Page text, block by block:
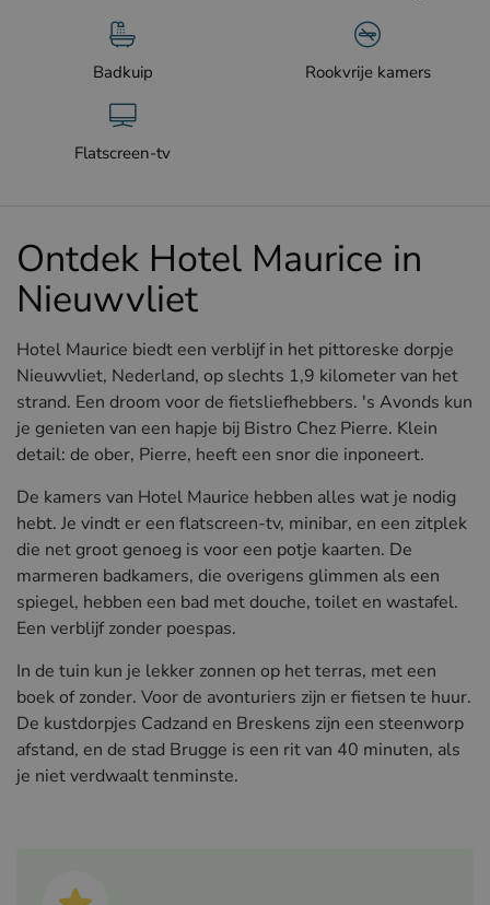
Badkuip Rookvrije kamers
Flatscreen-tv
Ontdek Hotel Maurice in
Nieuwvliet
Hotel Maurice biedt een verblijf in het pittoreske dorpje
Nieuwvliet, Nederland, op slechts 1,9 kilometer van het
strand. Een droom voor de fietsliefhebbers. 's Avonds kun
je genieten van een hapje bij Bistro Chez Pierre. Klein
detail: de ober, Pierre, heeft een snor die inponeert.
De kamers van Hotel Maurice hebben alles wat je nodig
hebt. Je vindt er een flatscreen-tv, minibar, en een zitplek
die net groot genoeg is voor een potje kaarten. De
marmeren badkamers, die overigens glimmen als een
spiegel, hebben een bad met douche, toilet en wastafel.
Een verblijf zonder poespas.
In de tuin kun je lekker zonnen op het terras, met een
boek of zonder. Voor de avonturiers zijn er fietsen te huur.
De kustdorpjes Cadzand en Breskens zijn een steenworp
afstand, en de stad Brugge is een rit van 40 minuten, als
je niet verdwaalt tenminste.